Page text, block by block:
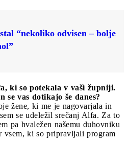
“nekoliko odvisen – bolje
ki so potekala v vaši župniji.
se vas dotikajo še danes?
žene, ki me je nagovarjala in
se udeležil srečanj Alfa. Za to
pa hvaležen našemu duhovniku
ki so pripravljali program